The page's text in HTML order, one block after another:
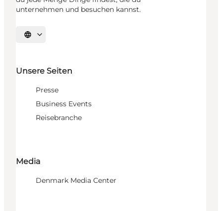
unternehmen und besuchen kannst.
Sprache auswählen
Unsere Seiten
Presse
Business Events
Reisebranche
Media
Denmark Media Center